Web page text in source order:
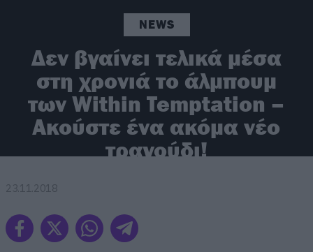
NEWS
Δεν βγαίνει τελικά μέσα
στη χρονιά το άλμπουμ
των Within Temptation –
Ακούστε ένα ακόμα νέο
τραγούδι!
23.11.2018